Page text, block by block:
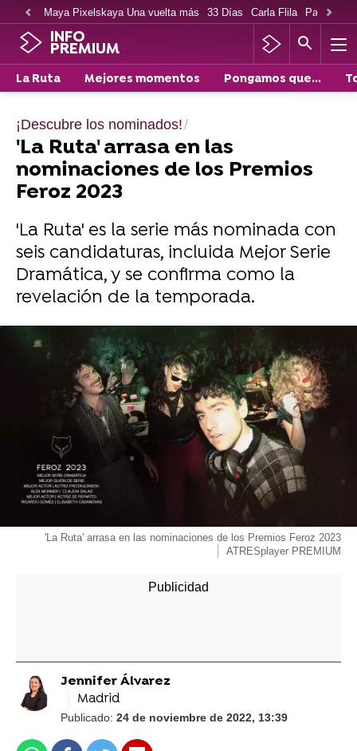
Maya Pixelskaya Una vuelta más 33 Días Carla Flila Paco
INFO
PREMIUM
La Ruta Mejores momentos Pongamos que...
¡Descubre los nominados!
'La Ruta' arrasa en las
nominaciones de los Premios
Feroz 2023
'La Ruta' es la serie más nominada con
seis candidaturas, incluida Mejor Serie
Dramática, y se confirma como la
revelación de la temporada.
'La Ruta' arrasa en las nominaciones de los Premios Feroz 2023
ATRESplayer PREMIUM
Jennifer Álvarez
Madrid
Publicado: 24 de noviembre de 2022, 13:39